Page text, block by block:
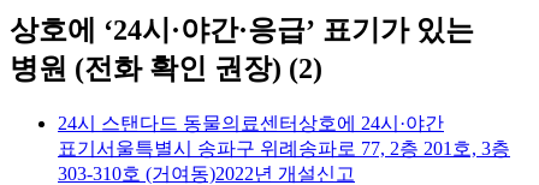
상호에 ‘24시·야간·응급’ 표기가 있는
병원 (전화 확인 권장) (2)
24시 스탠다드 동물의료센터상호에 24시·야간
표기 서울특별시 송파구 위례송파로 77, 2층 201호, 3층
303-310호 (거여동)2022년 개설신고